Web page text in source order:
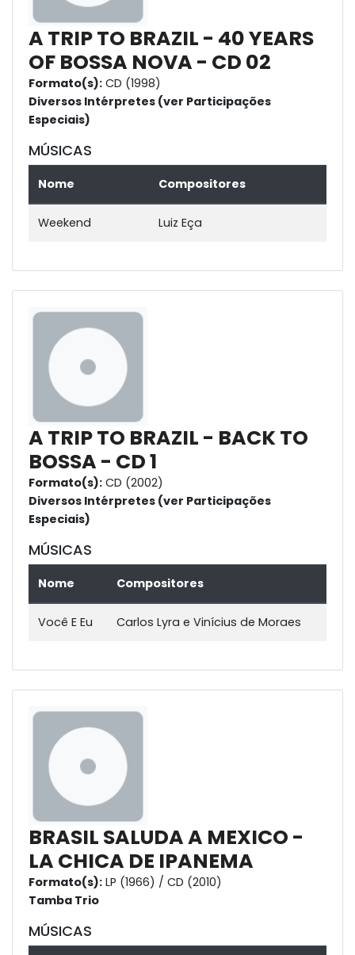
A TRIP TO BRAZIL - 40 YEARS
OF BOSSA NOVA - CD 02
Formato(s): CD (1998)
Diversos Intérpretes (ver Participações
Especiais)
MÚSICAS
Nome Compositores
Weekend Luiz Eça
A TRIP TO BRAZIL - BACK TO
BOSSA - CD 1
Formato(s): CD (2002)
Diversos Intérpretes (ver Participações
Especiais)
MÚSICAS
Nome Compositores
Você E Eu Carlos Lyra e Vinícius de Moraes
BRASIL SALUDA A MEXICO -
LA CHICA DE IPANEMA
Formato(s): LP (1966) / CD (2010)
Tamba Trio
MÚSICAS